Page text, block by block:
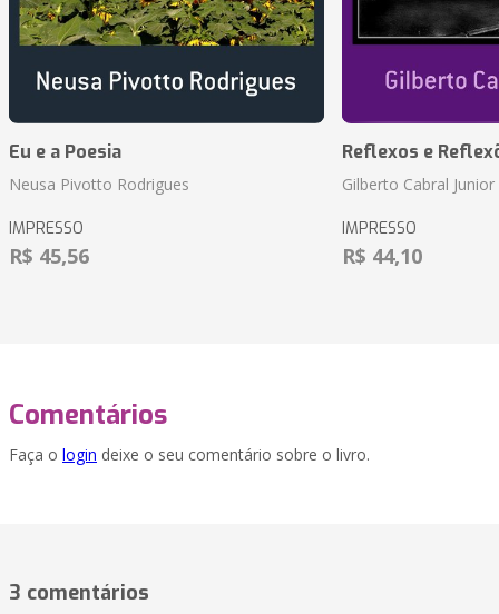
Eu e a Poesia
Neusa Pivotto Rodrigues
IMPRESSO
R$ 45,56
Reflexos e
Gilberto Cabral Junior
IMPRESSO
R$ 44,10
Comentários
Faça o login deixe o seu comentário sobre o livro.
3 comentários